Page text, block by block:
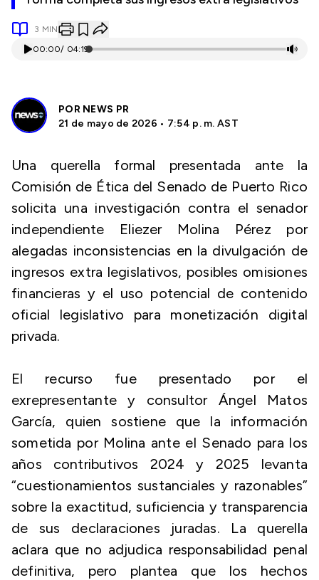
3 MIN
00:00/ 04:19
POR NEWS PR
21 de mayo de 2026 • 7:54 p. m. AST
Una querella formal presentada ante la
Comisión de Ética del Senado de Puerto Rico
solicita una investigación contra el senador
independiente Eliezer Molina Pérez por
alegadas inconsistencias en la divulgación de
ingresos extra legislativos, posibles omisiones
financieras y el uso potencial de contenido
oficial legislativo para monetización digital
privada.
El recurso fue presentado por el
exrepresentante y consultor Ángel Matos
García, quien sostiene que la información
sometida por Molina ante el Senado para los
años contributivos 2024 y 2025 levanta
“cuestionamientos sustanciales y razonables”
sobre la exactitud, suficiencia y transparencia
de sus declaraciones juradas. La querella
aclara que no adjudica responsabilidad penal
definitiva, pero plantea que los hechos